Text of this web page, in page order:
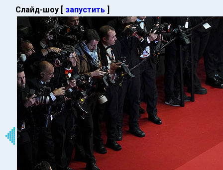
Слайд-шоу [ запустить ]